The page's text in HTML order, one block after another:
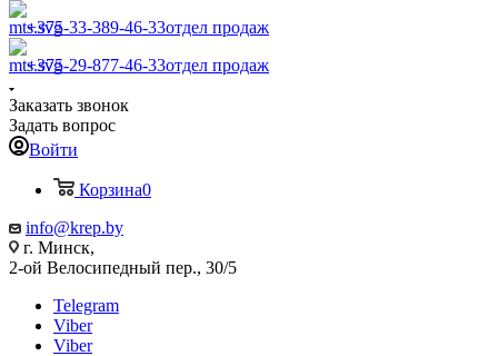
+375-33-389-46-33отдел продаж
+375-29-877-46-33отдел продаж
Заказать звонок
Задать вопрос
Войти
Корзина0
info@krep.by
г. Минск,
2-ой Велосипедный пер., 30/5
Telegram
Viber
Viber